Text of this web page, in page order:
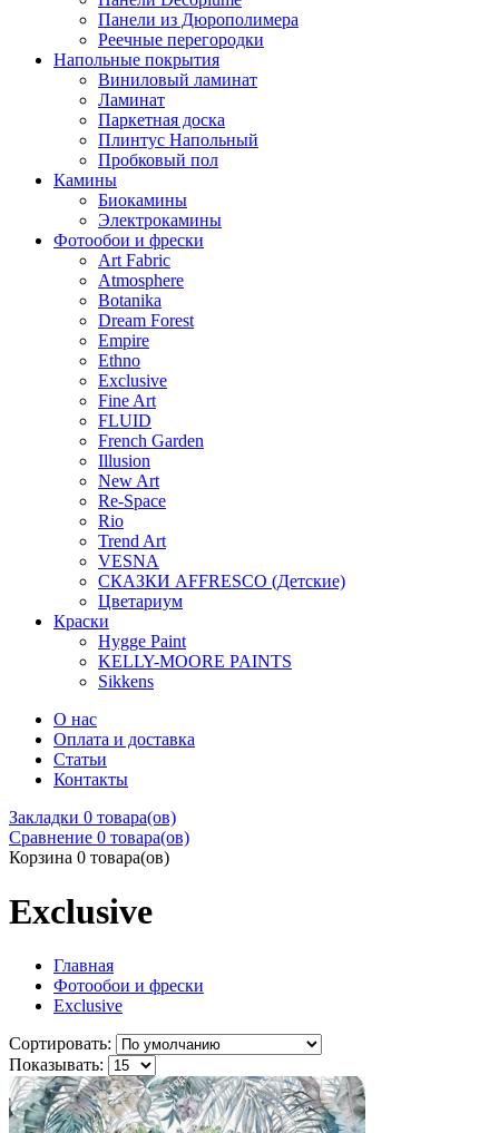
Панели из Дюрополимера
Реечные перегородки
Напольные покрытия
Виниловый ламинат
Ламинат
Паркетная доска
Плинтус Напольный
Пробковый пол
Камины
Биокамины
Электрокамины
Фотообои и фрески
Art Fabric
Atmosphere
Botanika
Dream Forest
Empire
Ethno
Exclusive
Fine Art
FLUID
French Garden
Illusion
New Art
Re-Space
Rio
Trend Art
VESNA
СКАЗКИ AFFRESCO (Детские)
Цветариум
Краски
Hygge Paint
KELLY-MOORE PAINTS
Sikkens
О нас
Оплата и доставка
Статьи
Контакты
Закладки 0 товара(ов)
Сравнение 0 товара(ов)
Корзина 0 товара(ов)
Exclusive
Главная
Фотообои и фрески
Exclusive
Сортировать:
Показывать: